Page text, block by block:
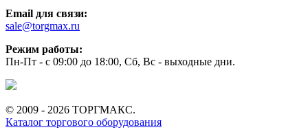
Email для связи:
sale@torgmax.ru
Режим работы:
Пн-Пт - с 09:00 до 18:00, Сб, Вс - выходные дни.
© 2009 - 2026 ТОРГМАКС.
Каталог торгового оборудования